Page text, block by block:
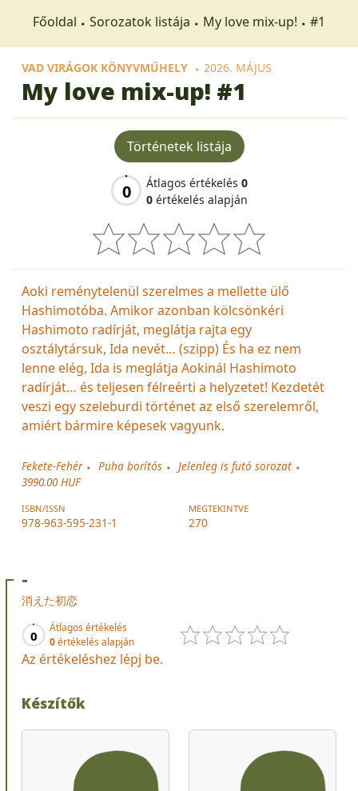
Főoldal Sorozatok listája My love mix-up! #1
VAD VIRÁGOK KÖNYVMŰHELY 2026. MÁJUS
My love mix-up! #1
Történetek listája
0 Átlagos értékelés 0
0 értékelés alapján
Aoki reménytelenül szerelmes a mellette ülő
Hashimotóba. Amikor azonban kölcsönkéri
Hashimoto radírját, meglátja rajta egy
osztálytársuk, Ida nevét… (szipp) És ha ez nem
lenne elég, Ida is meglátja Aokinál Hashimoto
radírját… és teljesen félreérti a helyzetet! Kezdetét
veszi egy szeleburdi történet az első szerelemről,
amiért bármire képesek vagyunk.
Fekete-Fehér Puha borítós
Jelenleg is futó sorozat
3990.00 HUF
ISBN/ISSN
978-963-595-231-1
MEGTEKINTVE
270
-
消えた初恋
0
Átlagos értékelés
0értékelés alapján
Az értékeléshez lépj be.
Készítők